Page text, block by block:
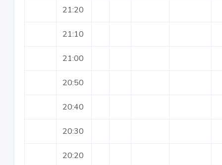
21:20
21:10
21:00
20:50
20:40
20:30
20:20